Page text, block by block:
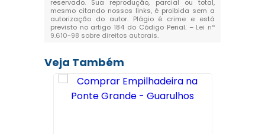
reservado. Sua reprodução, parcial ou total,
mesmo citando nossos links, é proibida sem a
autorização do autor. Plágio é crime e está
previsto no artigo 184 do Código Penal. – Lei n°
9.610-98 sobre direitos autorais.
Veja Também